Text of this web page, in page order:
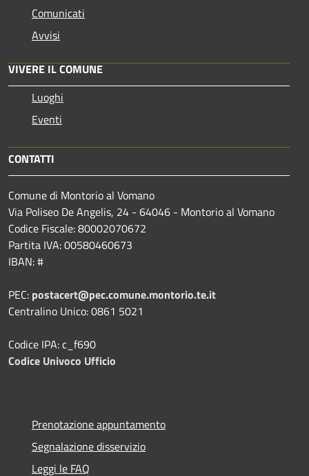
Comunicati
Avvisi
VIVERE IL COMUNE
Luoghi
Eventi
CONTATTI
Comune di Montorio al Vomano
Via Poliseo De Angelis, 24 - 64046 - Montorio al Vomano
Codice Fiscale: 80002070672
Partita IVA: 00580460673
IBAN: #
PEC: postacert@pec.comune.montorio.te.it
Centralino Unico: 0861 5021
Codice IPA: c_f690
Codice Univoco Ufficio
Prenotazione appuntamento
Segnalazione disservizio
Leggi le FAQ